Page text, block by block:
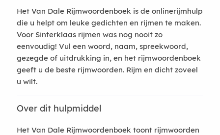
Het Van Dale Rijmwoordenboek is de onlinerijmhulp
die u helpt om leuke gedichten en rijmen te maken.
Voor Sinterklaas rijmen was nog nooit zo
eenvoudig! Vul een woord, naam, spreekwoord,
gezegde of uitdrukking in, en het rijmwoordenboek
geeft u de beste rijmwoorden. Rijm en dicht zoveel
u wilt.
Over dit hulpmiddel
Het Van Dale Rijmwoordenboek toont rijmwoorden